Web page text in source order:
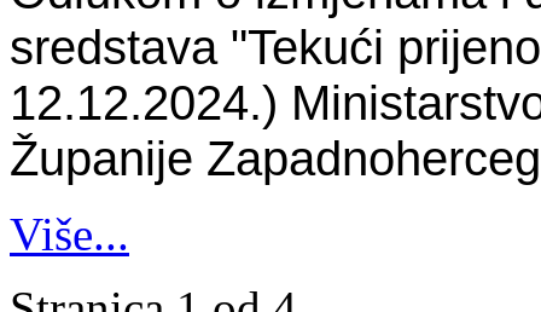
sredstava "Tekući
12.12.2024.)
Županije
Više...